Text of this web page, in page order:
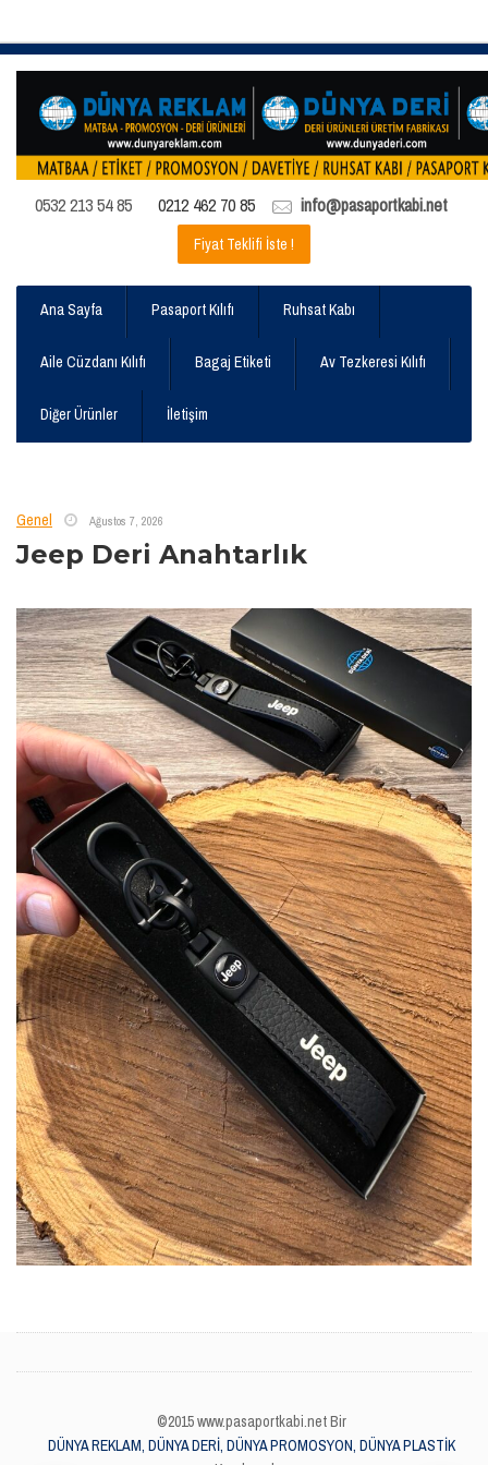
0532 213 54 85 0212 462 70 85 info@pasaportkabi.net
Fiyat Teklifi İste !
Ana Sayfa Pasaport Kılıfı Ruhsat Kabı
Aile Cüzdanı Kılıfı Bagaj Etiketi Av Tezkeresi Kılıfı
Diğer Ürünler İletişim
Genel Ağustos 7, 2026
Jeep Deri Anahtarlık
©2015 www.pasaportkabi.net Bir
DÜNYA REKLAM, DÜNYA DERİ, DÜNYA PROMOSYON, DÜNYA PLASTİK